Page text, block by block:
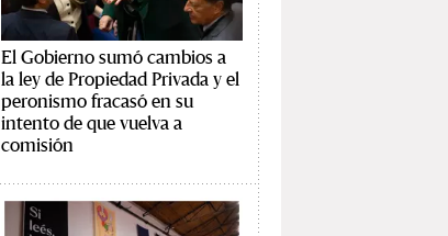
El Gobierno sumó cambios a
la ley de Propiedad Privada y el
peronismo fracasó en su
intento de que vuelva a
comisión